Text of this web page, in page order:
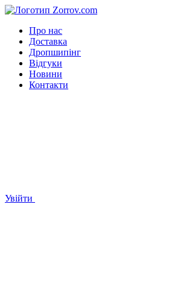
Про нас
Доставка
Дропшипінг
Відгуки
Новини
Контакти
Увійти